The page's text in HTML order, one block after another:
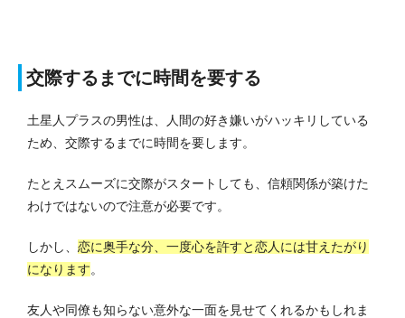
交際するまでに時間を要する
土星人プラスの男性は、人間の好き嫌いがハッキリしている
ため、交際するまでに時間を要します。
たとえスムーズに交際がスタートしても、信頼関係が築けた
わけではないので注意が必要です。
しかし、 恋に奥手な分、一度心を許すと恋人には甘えたがり
になります。
友人や同僚も知らない意外な一面を見せてくれるかもしれま